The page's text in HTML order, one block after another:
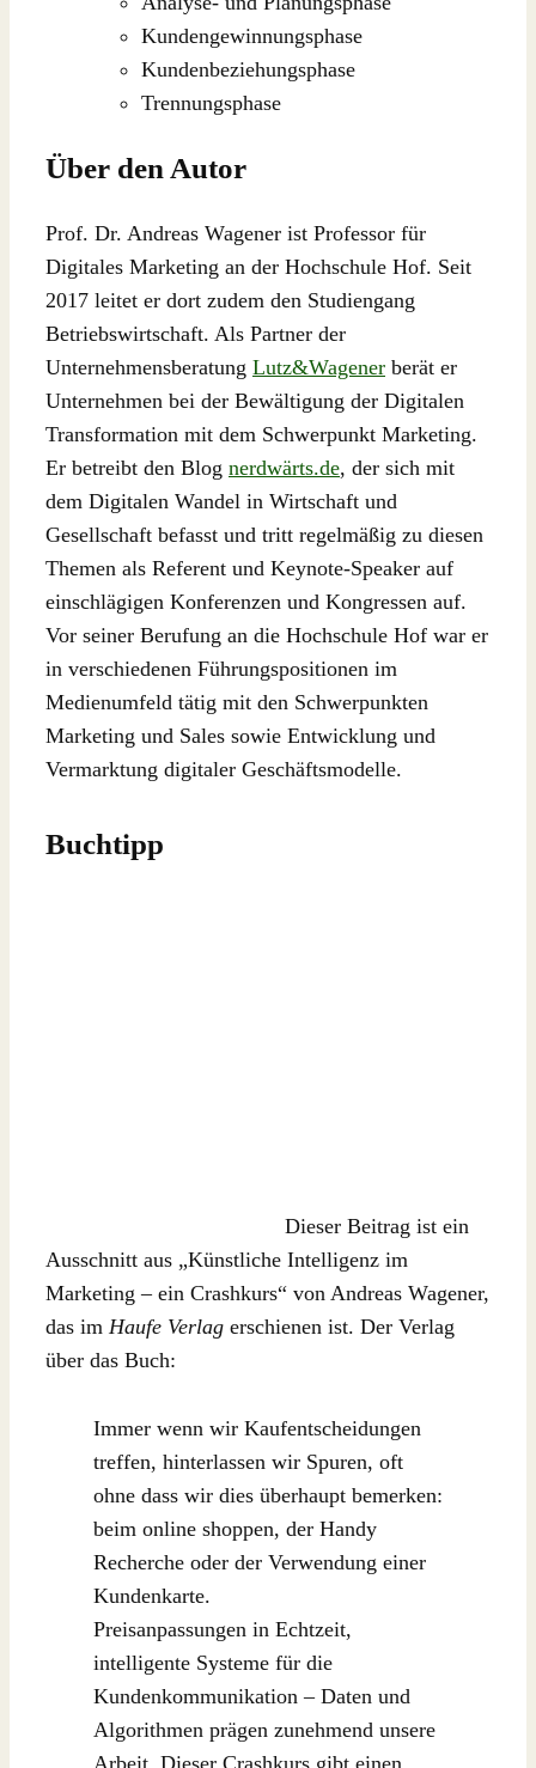
Kundengewinnungsphase
Kundenbeziehungsphase
Trennungsphase
Über den Autor
Prof. Dr. Andreas Wagener ist Professor für
Digitales Marketing an der Hochschule Hof. Seit
2017 leitet er dort zudem den Studiengang
Betriebswirtschaft. Als Partner der
Unternehmensberatung Lutz&Wagener berät er
Unternehmen bei der Bewältigung der Digitalen
Transformation mit dem Schwerpunkt Marketing.
Er betreibt den Blog nerdwärts.de, der sich mit
dem Digitalen Wandel in Wirtschaft und
Gesellschaft befasst und tritt regelmäßig zu diesen
Themen als Referent und Keynote-Speaker auf
einschlägigen Konferenzen und Kongressen auf.
Vor seiner Berufung an die Hochschule Hof war er
in verschiedenen Führungspositionen im
Medienumfeld tätig mit den Schwerpunkten
Marketing und Sales sowie Entwicklung und
Vermarktung digitaler Geschäftsmodelle.
Buchtipp
Dieser Beitrag ist ein
Ausschnitt aus „Künstliche Intelligenz im
Marketing – ein Crashkurs“ von Andreas Wagener,
das im Haufe Verlag erschienen ist. Der Verlag
über das Buch:
Immer wenn wir Kaufentscheidungen
treffen, hinterlassen wir Spuren, oft
ohne dass wir dies überhaupt bemerken:
beim online shoppen, der Handy
Recherche oder der Verwendung einer
Kundenkarte.
Preisanpassungen in Echtzeit,
intelligente Systeme für die
Kundenkommunikation – Daten und
Algorithmen prägen zunehmend unsere
Arbeit. Dieser Crashkurs gibt einen